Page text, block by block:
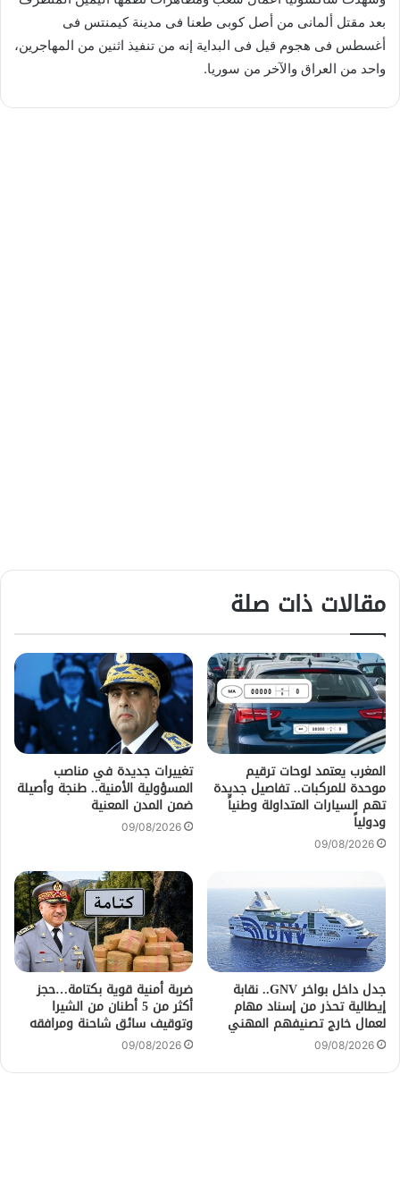
بعد مقتل ألمانى من أصل كوبى طعنا فى مدينة كيمنتس فى
أغسطس فى هجوم قيل فى البداية إنه من تنفيذ اثنين من المهاجرين،
واحد من العراق والآخر من سوريا.
مقالات ذات صلة
المغرب يعتمد لوحات ترقيم
موحدة للمركبات.. تفاصيل جديدة
تهم السيارات المتداولة وطنياً
ودولياً
09/08/2026
تغييرات جديدة في مناصب
المسؤولية الأمنية.. طنجة وأصيلة
ضمن المدن المعنية
09/08/2026
جدل داخل بواخر GNV.. نقابة
إيطالية تحذر من إسناد مهام
لعمال خارج تصنيفهم المهني
09/08/2026
ضربة أمنية قوية بكتامة…حجز
أكثر من 5 أطنان من الشيرا
وتوقيف سائق شاحنة ومرافقه
09/08/2026